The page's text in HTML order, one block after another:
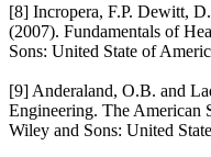
[8] Incropera, F.P. Dewitt,
(2007). Fundamentals of
Sons: United State of
[9] Anderaland, O.B. and
Engineering. The American
Wiley and Sons: United